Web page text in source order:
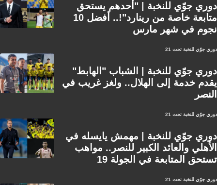
دوري جوّي للنخبة | "أحدهم يستحق
متابعة خاصة من رينارد"!.. أفضل 10
نجوم في شهر مارس
دوري جوّي للنخبة تحت 21
دوري جوّي للنخبة | الشباب "الهابط"
يقدم خدمة إلى الهلال.. ولغز غريب في
النصر
دوري جوّي للنخبة تحت 21
دوري جوّي للنخبة | مهمش يايسله في
الأهلي والعائد الكبير للنصر.. مواهب
تستحق المتابعة في الجولة 19
دوري جوّي للنخبة تحت 21